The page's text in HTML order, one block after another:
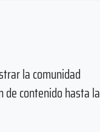
la comunidad
de contenido hasta la